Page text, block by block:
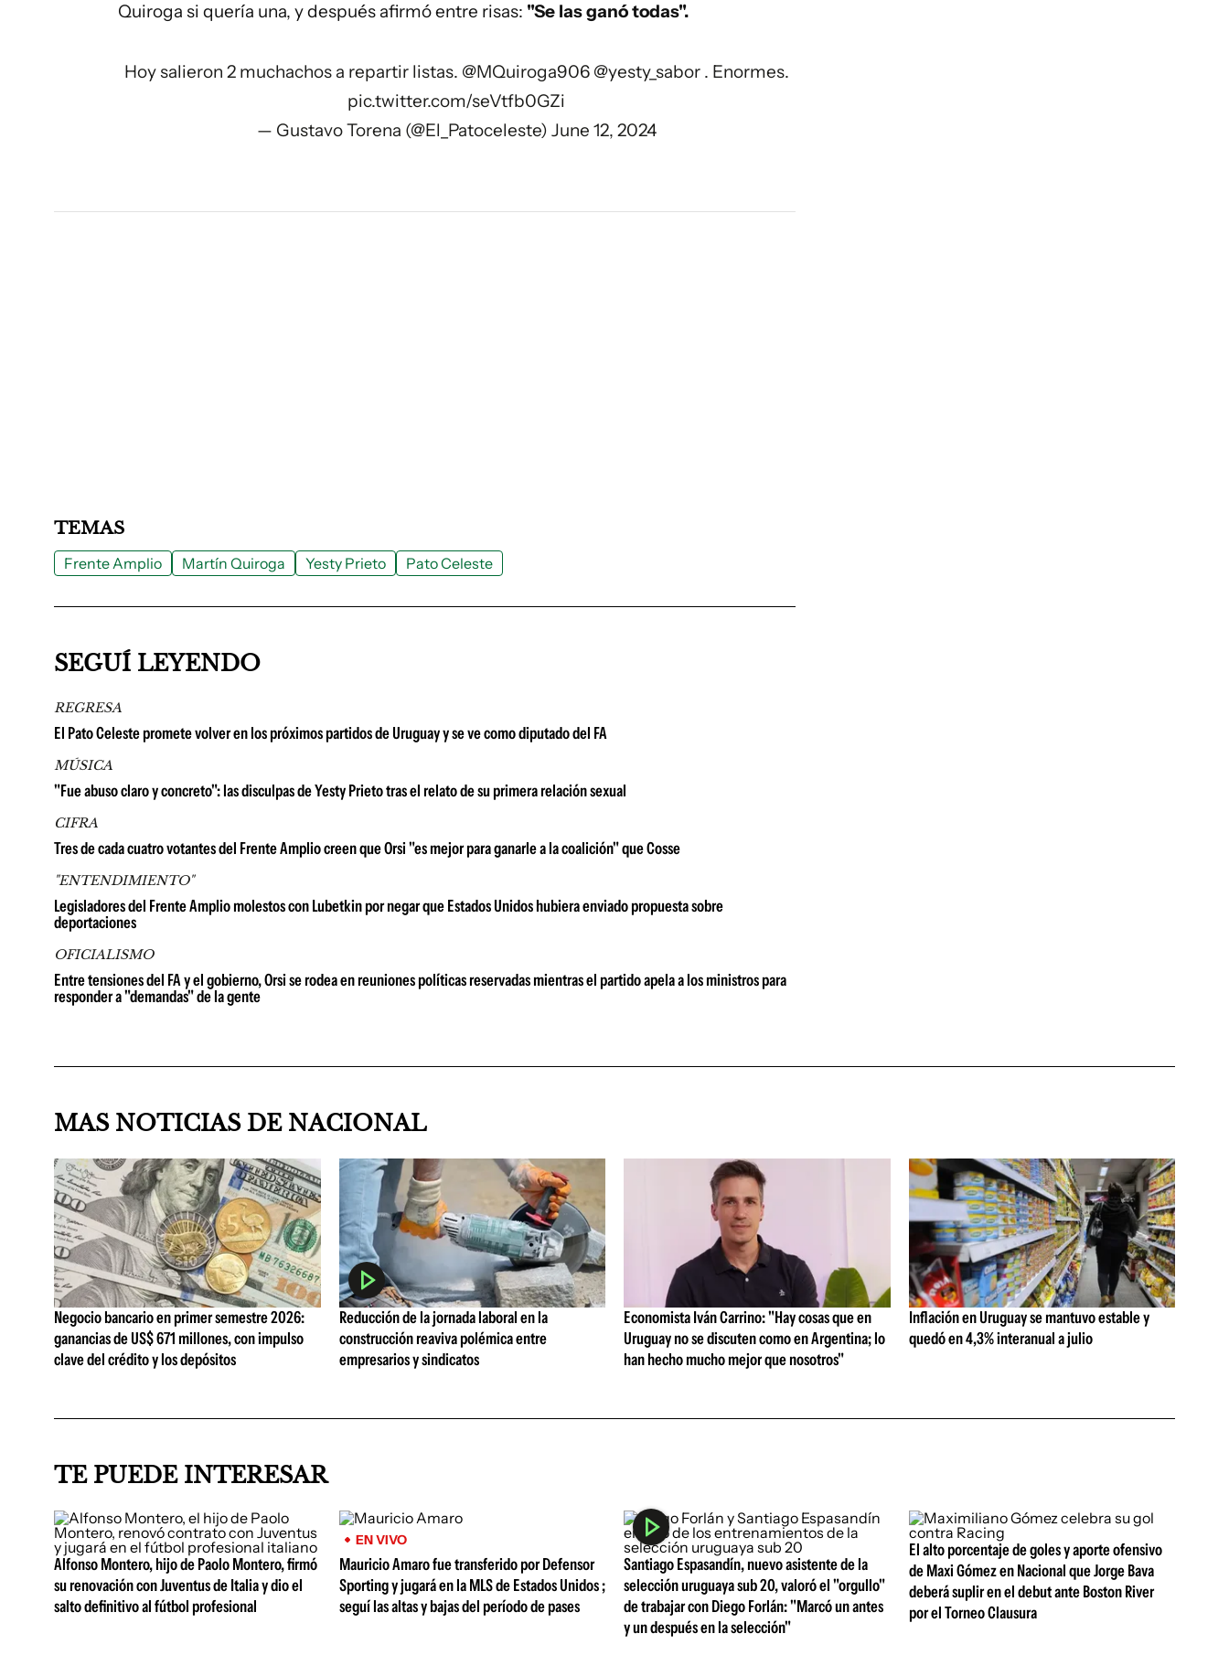
Quiroga si quería una, y después afirmó entre risas: "Se las ganó todas".
Hoy salieron 2 muchachos a repartir listas. @MQuiroga906 @yesty_sabor. Enormes.
pic.twitter.com/seVtfb0GZi
— Gustavo Torena (@El_Patoceleste) June 12, 2024
TEMAS
Frente Amplio Martín Quiroga Yesty Prieto Pato Celeste
SEGUÍ LEYENDO
REGRESA
El Pato Celeste promete volver en los próximos partidos de Uruguay y se ve como diputado del FA
MÚSICA
"Fue abuso claro y concreto": las disculpas de Yesty Prieto tras el relato de su primera relación sexual
CIFRA
Tres de cada cuatro votantes del Frente Amplio creen que Orsi "es mejor para ganarle a la coalición" que Cosse
"ENTENDIMIENTO"
Legisladores del Frente Amplio molestos con Lubetkin por negar que Estados Unidos hubiera enviado propuesta sobre
deportaciones
OFICIALISMO
Entre tensiones del FA y el gobierno, Orsi se rodea en reuniones políticas reservadas mientras el partido apela a los ministros para
responder a "demandas" de la gente
MAS NOTICIAS DE NACIONAL
Negocio bancario en primer semestre 2026:
ganancias de US$ 671 millones, con impulso
clave del crédito y los depósitos
Reducción de la jornada laboral en la
construcción reaviva polémica entre
empresarios y sindicatos
Economista Iván Carrino: "Hay cosas que en
Uruguay no se discuten como en Argentina; lo
han hecho mucho mejor que nosotros"
Inflación en Uruguay se mantuvo estable y
quedó en 4,3% interanual a julio
TE PUEDE INTERESAR
Alfonso Montero, hijo de Paolo Montero, firmó
su renovación con Juventus de Italia y dio el
salto definitivo al fútbol profesional
EN VIVO
Mauricio Amaro fue transferido por Defensor
Sporting y jugará en la MLS de Estados Unidos ;
seguí las altas y bajas del período de pases
Santiago Espasandín, nuevo asistente de la
selección uruguaya sub 20, valoró el "orgullo"
de trabajar con Diego Forlán: "Marcó un antes
y un después en la selección"
El alto porcentaje de goles y aporte ofensivo
de Maxi Gómez en Nacional que Jorge Bava
deberá suplir en el debut ante Boston River
por el Torneo Clausura